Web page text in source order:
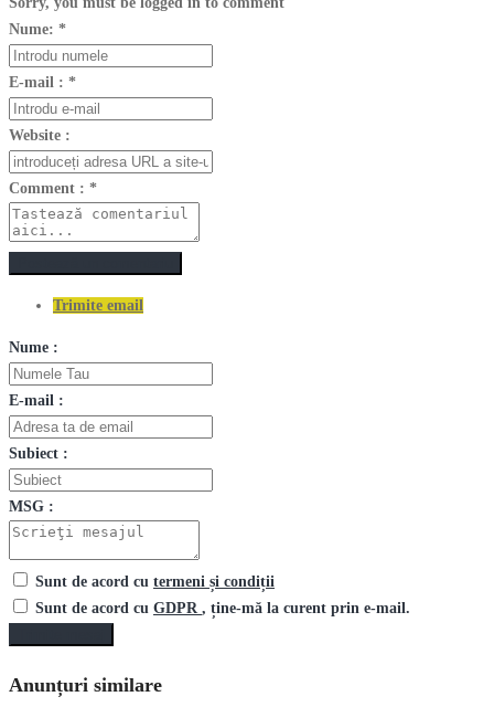
Nume: *
E-mail : *
Website :
Comment : *
Trimite email
Nume :
E-mail :
Subiect :
MSG :
Sunt de acord cu termeni și condiții
Sunt de acord cu GDPR , ține-mă la curent prin e-mail.
Anunțuri similare